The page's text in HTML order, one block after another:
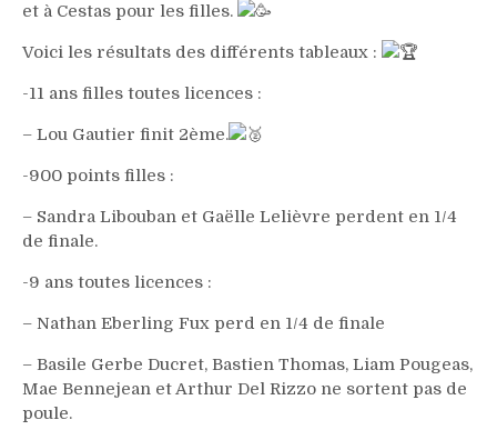
et à Cestas pour les filles.
Voici les résultats des différents tableaux :
-11 ans filles toutes licences :
– Lou Gautier finit 2ème.
-900 points filles :
– Sandra Libouban et Gaëlle Lelièvre perdent en 1/4
de finale.
-9 ans toutes licences :
– Nathan Eberling Fux perd en 1/4 de finale
– Basile Gerbe Ducret, Bastien Thomas, Liam Pougeas,
Mae Bennejean et Arthur Del Rizzo ne sortent pas de
poule.